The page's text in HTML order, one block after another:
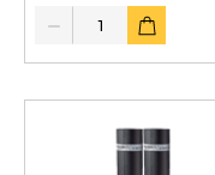
Quantity